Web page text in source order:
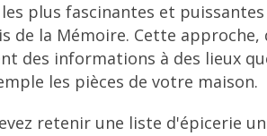
plus fascinantes et
de la Mémoire. Cette
des informations à des lieux
les pièces de votre maison.
retenir une liste d'épicerie